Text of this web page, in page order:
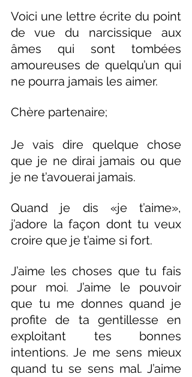
Voici une lettre écrite du point
de vue du narcissique aux
âmes qui sont tombées
amoureuses de quelqu’un qui
ne pourra jamais les aimer.
Chère partenaire;
Je vais dire quelque chose
que je ne dirai jamais ou que
je ne t’avouerai jamais.
Quand je dis «je t’aime»,
j’adore la façon dont tu veux
croire que je t’aime si fort.
J’aime les choses que tu fais
pour moi. J’aime le pouvoir
que tu me donnes quand je
profite de ta gentillesse en
exploitant tes bonnes
intentions. Je me sens mieux
quand tu se sens mal. J’aime